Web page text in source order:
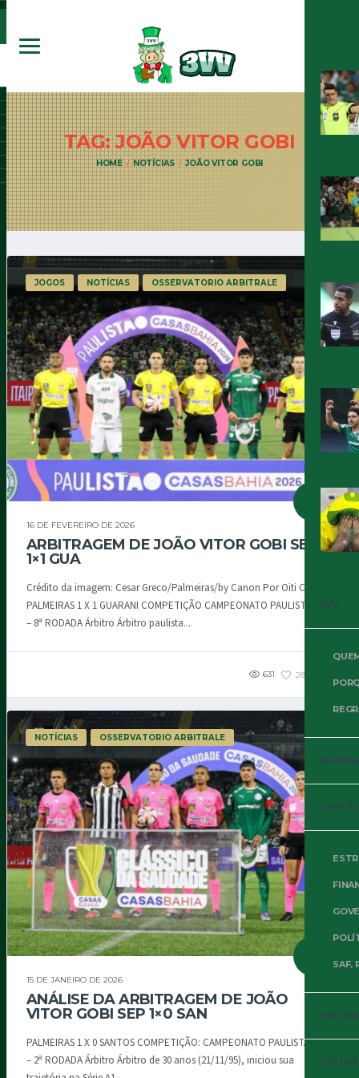
3VV
SAF,
TAG: JOÃO VITOR GOBI
HOME NOTÍCIAS JOÃO VITOR GOBI
JOGOS NOTÍCIAS OSSERVATORIO ARBITRALE
16 DE FEVEREIRO DE 2026
ARBITRAGEM DE JOÃO VITOR GOBI SEP
1×1 GUA
Crédito da imagem: Cesar Greco/Palmeiras/by Canon Por Oiti Cipriani
PALMEIRAS 1 X 1 GUARANI COMPETIÇÃO CAMPEONATO PAULISTA 2026
– 8ª RODADA Árbitro Árbitro paulista...
631 287
NOTÍCIAS OSSERVATORIO ARBITRALE
15 DE JANEIRO DE 2026
ANÁLISE DA ARBITRAGEM DE JOÃO
VITOR GOBI SEP 1×0 SAN
PALMEIRAS 1 X 0 SANTOS COMPETIÇÃO: CAMPEONATO PAULISTA 2026
– 2ª RODADA Árbitro Árbitro de 30 anos (21/11/95), iniciou sua